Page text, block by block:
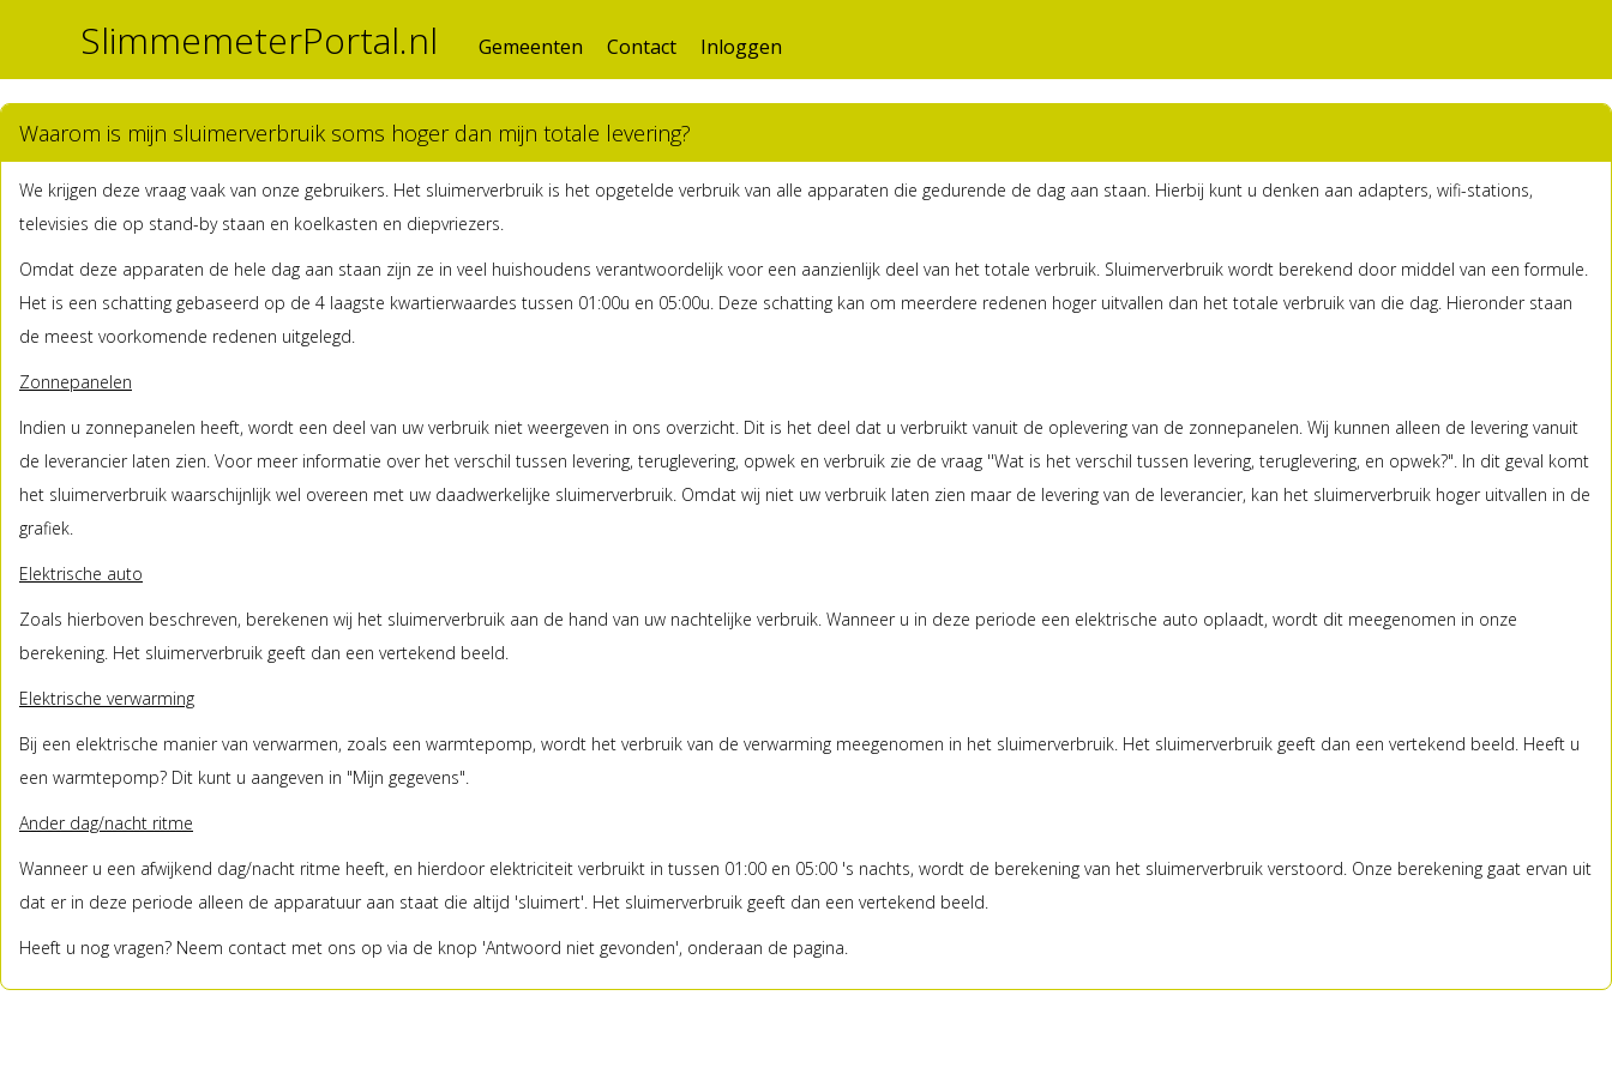
SlimmemeterPortal.nl Gemeenten Contact Inloggen
Waarom is mijn sluimerverbruik soms hoger dan mijn totale levering?
We krijgen deze vraag vaak van onze gebruikers. Het sluimerverbruik is het opgetelde verbruik van alle apparaten die gedurende de dag aan staan. Hierbij kunt u denken aan adapters, wifi-stations,
televisies die op stand-by staan en koelkasten en diepvriezers.
Omdat deze apparaten de hele dag aan staan zijn ze in veel huishoudens verantwoordelijk voor een aanzienlijk deel van het totale verbruik. Sluimerverbruik wordt berekend door middel van een formule.
Het is een schatting gebaseerd op de 4 laagste kwartierwaardes tussen 01:00u en 05:00u. Deze schatting kan om meerdere redenen hoger uitvallen dan het totale verbruik van die dag. Hieronder staan
de meest voorkomende redenen uitgelegd.
Zonnepanelen
Indien u zonnepanelen heeft, wordt een deel van uw verbruik niet weergeven in ons overzicht. Dit is het deel dat u verbruikt vanuit de oplevering van de zonnepanelen. Wij kunnen alleen de levering vanuit
de leverancier laten zien. Voor meer informatie over het verschil tussen levering, teruglevering, opwek en verbruik zie de vraag ''Wat is het verschil tussen levering, teruglevering, en opwek?". In dit geval komt
het sluimerverbruik waarschijnlijk wel overeen met uw daadwerkelijke sluimerverbruik. Omdat wij niet uw verbruik laten zien maar de levering van de leverancier, kan het sluimerverbruik hoger uitvallen in de
grafiek.
Elektrische auto
Zoals hierboven beschreven, berekenen wij het sluimerverbruik aan de hand van uw nachtelijke verbruik. Wanneer u in deze periode een elektrische auto oplaadt, wordt dit meegenomen in onze
berekening. Het sluimerverbruik geeft dan een vertekend beeld.
Elektrische verwarming
Bij een elektrische manier van verwarmen, zoals een warmtepomp, wordt het verbruik van de verwarming meegenomen in het sluimerverbruik. Het sluimerverbruik geeft dan een vertekend beeld. Heeft u
een warmtepomp? Dit kunt u aangeven in "Mijn gegevens".
Ander dag/nacht ritme
Wanneer u een afwijkend dag/nacht ritme heeft, en hierdoor elektriciteit verbruikt in tussen 01:00 en 05:00 's nachts, wordt de berekening van het sluimerverbruik verstoord. Onze berekening gaat ervan uit
dat er in deze periode alleen de apparatuur aan staat die altijd 'sluimert'. Het sluimerverbruik geeft dan een vertekend beeld.
Heeft u nog vragen? Neem contact met ons op via de knop 'Antwoord niet gevonden', onderaan de pagina.